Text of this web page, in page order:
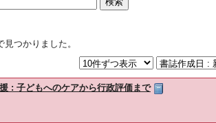
つかりました。
: 子どもへのケアから行政評価まで